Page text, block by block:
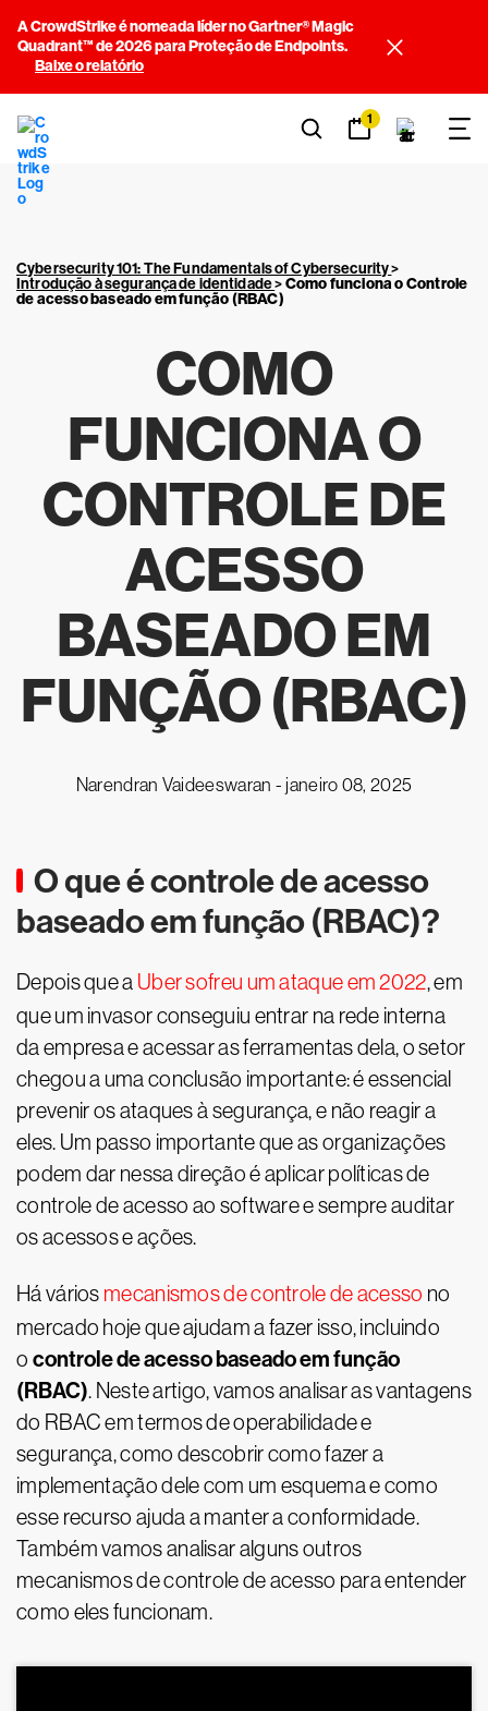
A CrowdStrike é nomeada líder no Gartner® Magic
Quadrant™ de 2026 para Proteção de Endpoints.
Baixe o relatório
1
Cybersecurity 101: The Fundamentals of Cybersecurity>
Introdução à segurança de identidade>Como funciona o Controle
de acesso baseado em função (RBAC)
COMO
FUNCIONA O
CONTROLE DE
ACESSO
BASEADO EM
FUNÇÃO (RBAC)
Narendran Vaideeswaran - janeiro 08, 2025
O que é controle de acesso
baseado em função (RBAC)?
Depois que a Uber sofreu um ataque em 2022, em
que um invasor conseguiu entrar na rede interna
da empresa e acessar as ferramentas dela, o setor
chegou a uma conclusão importante: é essencial
prevenir os ataques à segurança, e não reagir a
eles. Um passo importante que as organizações
podem dar nessa direção é aplicar políticas de
controle de acesso ao software e sempre auditar
os acessos e ações.
Há vários mecanismos de controle de acesso no
mercado hoje que ajudam a fazer isso, incluindo
o controle de acesso baseado em função
(RBAC). Neste artigo, vamos analisar as vantagens
do RBAC em termos de operabilidade e
segurança, como descobrir como fazer a
implementação dele com um esquema e como
esse recurso ajuda a manter a conformidade.
Também vamos analisar alguns outros
mecanismos de controle de acesso para entender
como eles funcionam.